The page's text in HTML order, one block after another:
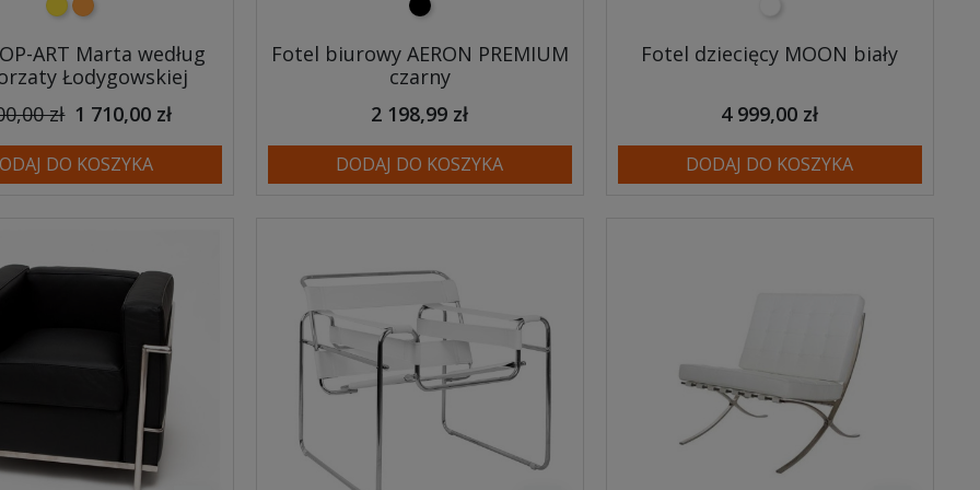
żółtypomarańczowy
ART Marta według
Łodygowskiej
zł 1 710,00 zł
DO KOSZYKA
czarny
Fotel biurowy AERON PREMIUM
czarny
2 198,99 zł
DODAJ DO KOSZYKA
Fotel dziecięcy MOON biały
4 999,00 zł
DODAJ DO KOSZYKA